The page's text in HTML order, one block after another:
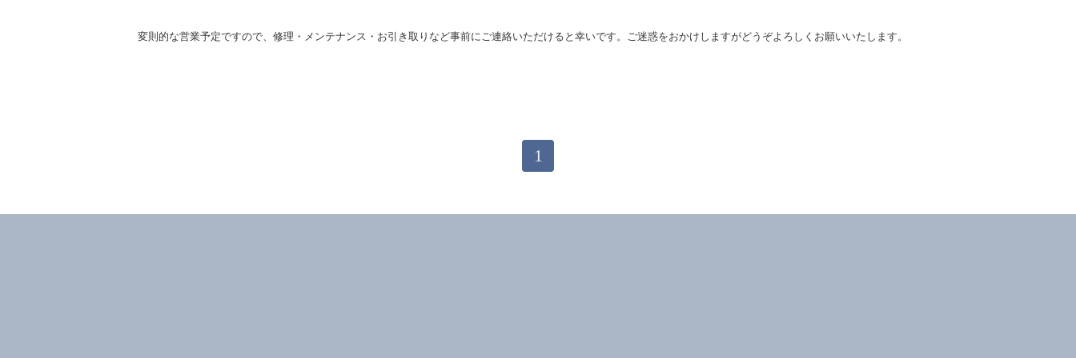
変則的な営業予定ですので、修理・メンテナンス・お引き取りなど事前にご連絡いただけると幸いです。ご迷惑をおかけしますがどうぞよろしくお願いいたします。
1